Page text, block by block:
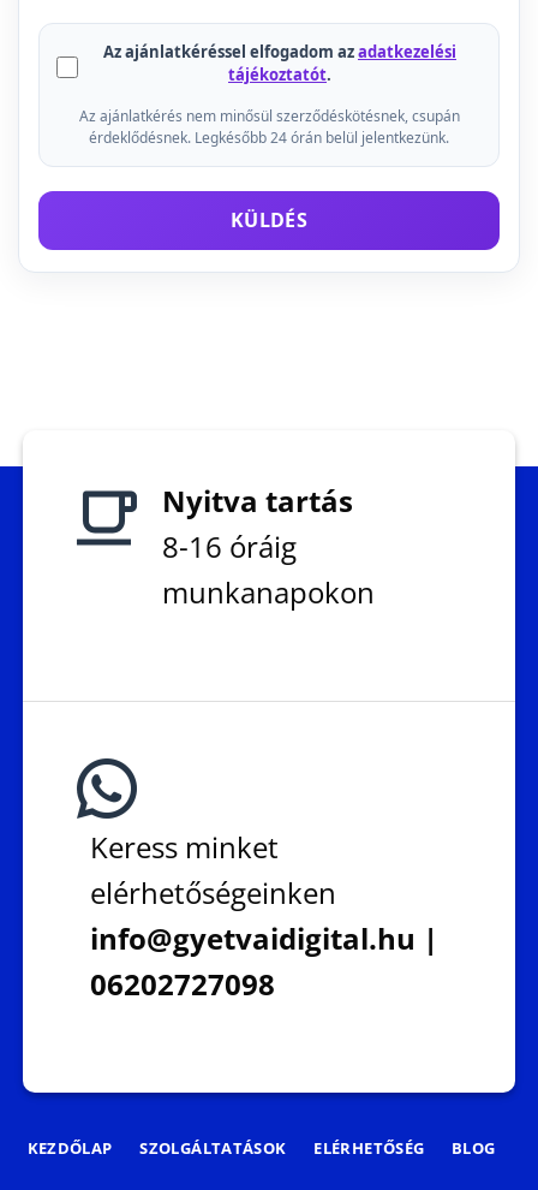
Az ajánlatkéréssel elfogadom azadatkezelési
tájékoztatót.
Az ajánlatkérés nem minősül szerződéskötésnek, csupán
érdeklődésnek. Legkésőbb 24 órán belül jelentkezünk.
KÜLDÉS
Nyitva tartás
8-16 óráig
munkanapokon
Keress minket
elérhetőségeinken
info@gyetvaidigital.hu |
06202727098
KEZDŐLAP SZOLGÁLTATÁSOK ELÉRHETŐSÉG BLOG